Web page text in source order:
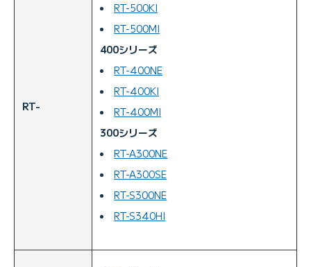
RT-
RT-500KI
RT-500MI
400シリーズ
RT-400NE
RT-400KI
RT-400MI
300シリーズ
RT-A300NE
RT-A300SE
RT-S300NE
RT-S340HI